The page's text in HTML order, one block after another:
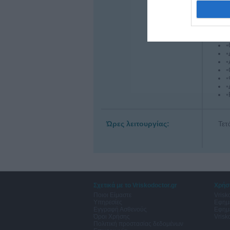
Ώρες λειτουργίας:
Σχετικά με το Vriskodoctor.gr